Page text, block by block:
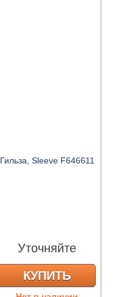
Гильза, Sleeve F646611
Уточняйте
КУПИТЬ